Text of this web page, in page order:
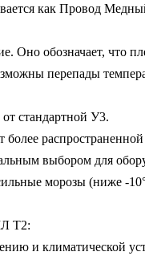
как Провод
Оно обозначает, что
перепады
стандартной У3.
выбором для
морозы (ниже -
Т2:
и климатической